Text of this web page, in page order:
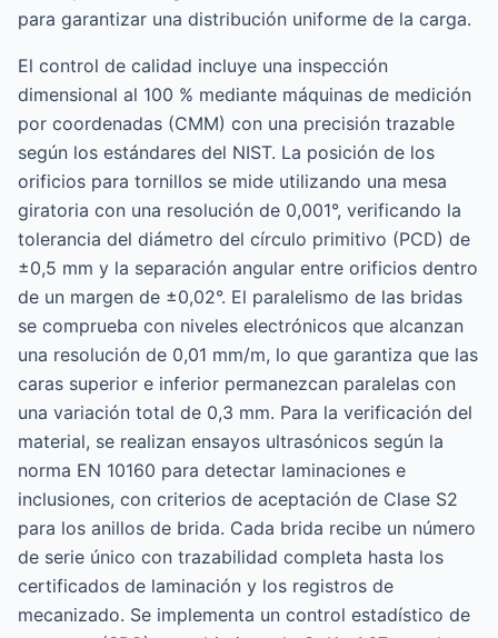
para garantizar una distribución uniforme de la carga.
El control de calidad incluye una inspección
dimensional al 100 % mediante máquinas de medición
por coordenadas (CMM) con una precisión trazable
según los estándares del NIST. La posición de los
orificios para tornillos se mide utilizando una mesa
giratoria con una resolución de 0,001°, verificando la
tolerancia del diámetro del círculo primitivo (PCD) de
±0,5 mm y la separación angular entre orificios dentro
de un margen de ±0,02°. El paralelismo de las bridas
se comprueba con niveles electrónicos que alcanzan
una resolución de 0,01 mm/m, lo que garantiza que las
caras superior e inferior permanezcan paralelas con
una variación total de 0,3 mm. Para la verificación del
material, se realizan ensayos ultrasónicos según la
norma EN 10160 para detectar laminaciones e
inclusiones, con criterios de aceptación de Clase S2
para los anillos de brida. Cada brida recibe un número
de serie único con trazabilidad completa hasta los
certificados de laminación y los registros de
mecanizado. Se implementa un control estadístico de